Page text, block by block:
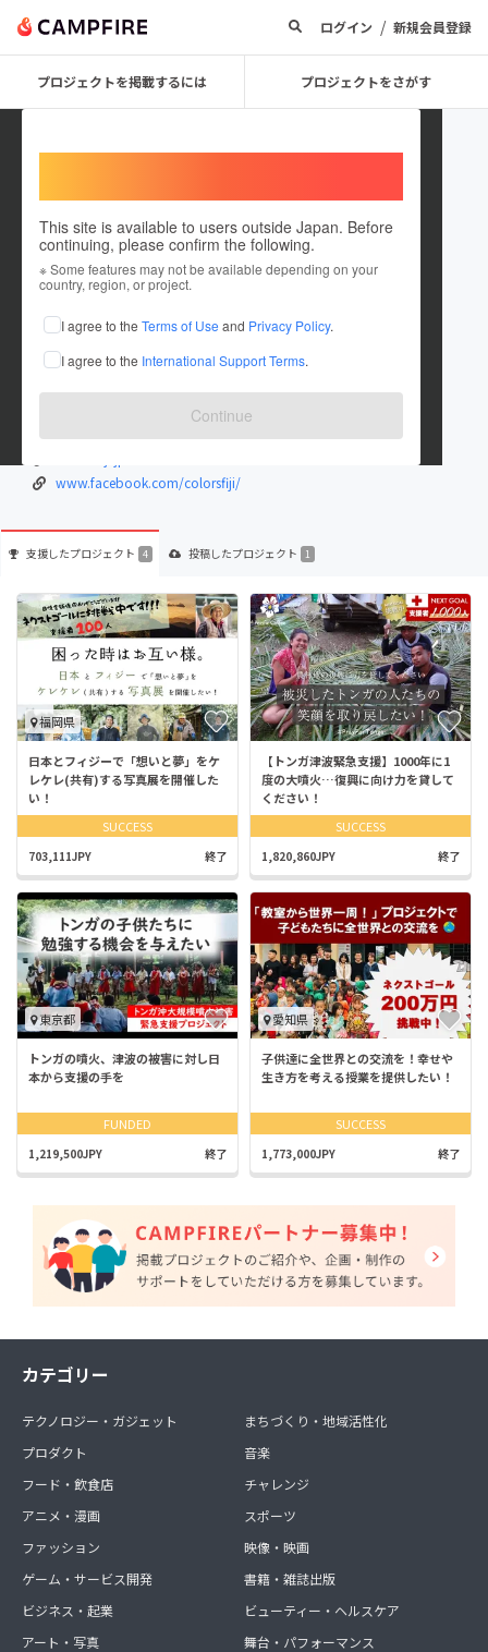
ログイン / 新規会員登録
プロジェクトを掲載するには プロジェクトをさがす
This site is available to users outside Japan. Before
continuing, please confirm the following.
※ Some features may not be available depending on your
country, region, or project.
I agree to the Terms of Use and Privacy Policy.
I agree to the International Support Terms.
Continue
colorsfiji
これまでに4回支援して1件のプロジェクトを投稿しています
在住国：日本 現在地：兵庫県
出身国：日本 出身地：未設定
www.facebook.com/colorsfiji/
支援したプロジェクト 4 投稿したプロジェクト 1
福岡県
日本とフィジーで「想いと夢」をケ
レケレ(共有)する写真展を開催した
い！
SUCCESS
703,111JPY 終了
【トンガ津波緊急支援】1000年に1
度の大噴火…復興に向け力を貸して
ください！
SUCCESS
1,820,860JPY 終了
東京都
トンガの噴火、津波の被害に対し日
本から支援の手を
FUNDED
1,219,500JPY 終了
愛知県
子供達に全世界との交流を！幸せや
生き方を考える授業を提供したい！
SUCCESS
1,773,000JPY 終了
カテゴリー
テクノロジー・ガジェット
プロダクト
フード・飲食店
アニメ・漫画
ファッション
ゲーム・サービス開発
ビジネス・起業
アート・写真
まちづくり・地域活性化
音楽
チャレンジ
スポーツ
映像・映画
書籍・雑誌出版
ビューティー・ヘルスケア
舞台・パフォーマンス